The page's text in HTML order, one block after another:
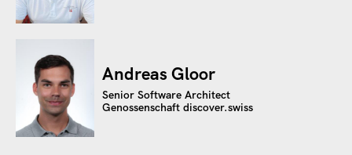
Andreas Gloor
Senior Software Architect
Genossenschaft discover.swiss